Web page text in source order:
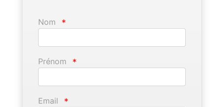
Nom *
Prénom *
Email *